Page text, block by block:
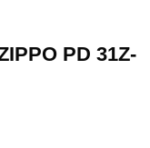
PD 31Z-